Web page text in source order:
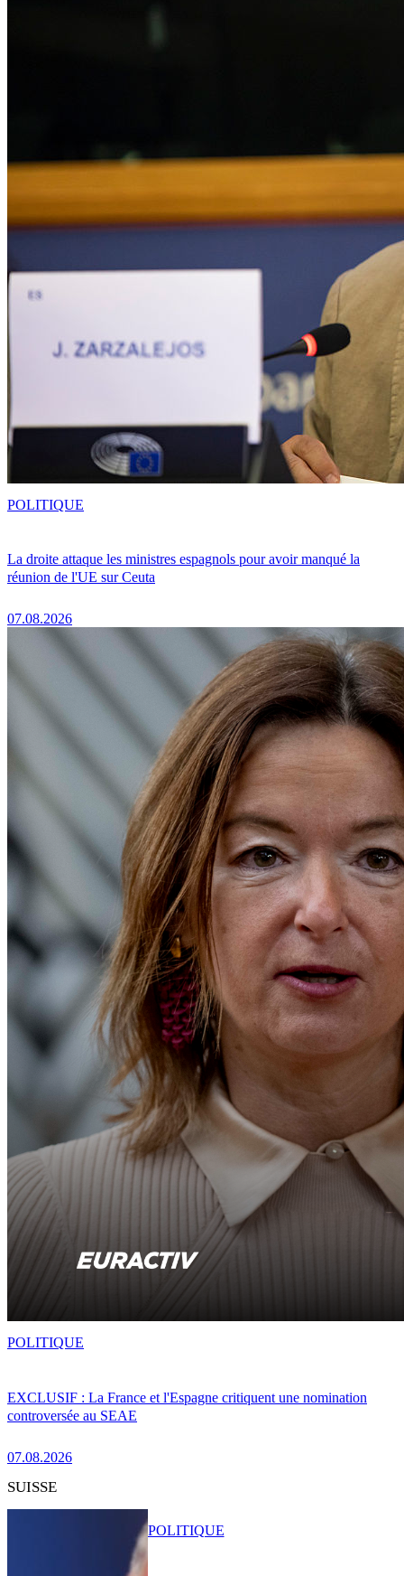
La droite attaque les ministres espagnols pour avoir manqué la
réunion de l'UE sur Ceuta
07.08.2026
POLITIQUE
EXCLUSIF : La France et l'Espagne critiquent une nomination
controversée au SEAE
07.08.2026
POLITIQUE
SUISSE
POLITIQUE